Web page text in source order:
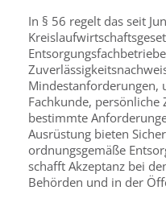
In § 56 regelt das seit
Mindestanforderungen,
Fachkunde, persönliche
bestimmte
Ausrüstung bieten
ordnungsgemäße
schafft Akzeptanz bei
Behörden und in der